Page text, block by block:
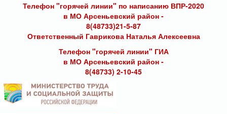
Телефон "горячей линии" по написанию ВПР-2020
в МО Арсеньевский район -
8(48733)21-5-87
Ответственный Гаврикова Наталья Алексеевна
Телефон "горячей линии" ГИА
в МО Арсеньевский район -
8(48733) 2-10-45